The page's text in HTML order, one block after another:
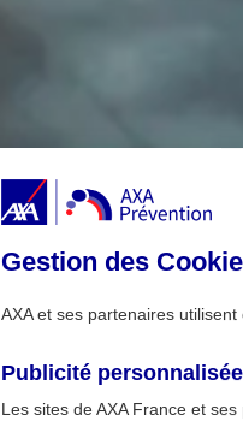
Gestion des
AXA et ses partenaires
Publicité personnalisée
Les sites de AXA France et